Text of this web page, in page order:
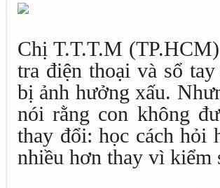
Chị T.T.T.M
tra điện thoại và sổ
bị ảnh hưởng xấu.
nói rằng con không
thay đổi: học cách hỏi
nhiều hơn thay vì kiểm